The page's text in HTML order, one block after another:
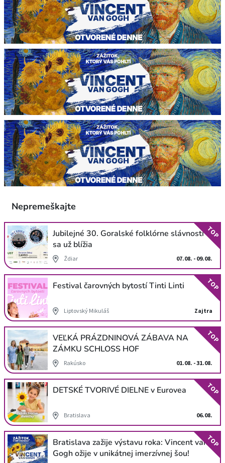
Nepremeškajte
Jubilejné 30. Goralské folklórne slávnosti
sa už blížia
Ždiar 07.08. - 09.08.
TOP
Festival čarovných bytostí Tinti Linti
Liptovský Mikuláš Zajtra
TOP
VEĽKÁ PRÁZDNINOVÁ ZÁBAVA NA
ZÁMKU SCHLOSS HOF
Rakúsko 01.08. - 31.08.
TOP
DETSKÉ TVORIVÉ DIELNE v Eurovea
Bratislava 06.08.
TOP
Bratislava zažije výstavu roka: Vincent van
Gogh ožije v unikátnej imerzívnej šou!
TOP